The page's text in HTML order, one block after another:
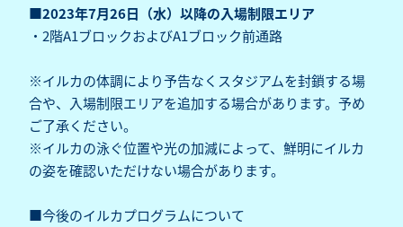
■2023年7月26日（水）以降の入場制限エリア
・2階A1ブロックおよびA1ブロック前通路
※イルカの体調により予告なくスタジアムを封鎖する場
合や、入場制限エリアを追加する場合があります。予め
ご了承ください。
※イルカの泳ぐ位置や光の加減によって、鮮明にイルカ
の姿を確認いただけない場合があります。
■今後のイルカプログラムについて